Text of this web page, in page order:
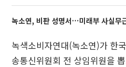
녹소연, 비판 성명서…미래부 사실무
녹색소비자연대(녹소연)가 한
송통신위원회 전 상임위원을